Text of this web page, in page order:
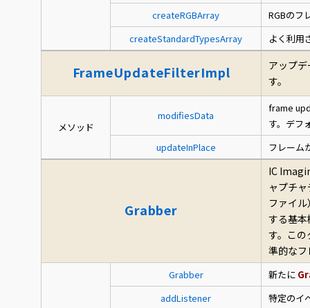
createRGBArray
RGBのフ
createStandardTypesArray
よく利用
FrameUpdateFilterImpl
アップ
す。
メソッド
modifiesData
frame
す。デフ
updateInPlace
フレーム
Grabber
IC
ャプチ
ファイ
する基本
す。こ
準的な
Grabber 新たに
addListener
特定のイ